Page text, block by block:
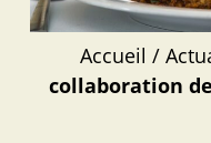
Accueil /
collaboration